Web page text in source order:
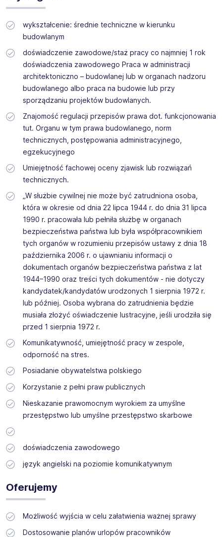
wykształcenie: średnie techniczne w kierunku
budowlanym
doświadczenie zawodowe/staż pracy co najmniej 1 rok
doświadczenia zawodowego Praca w administracji
architektoniczno – budowlanej lub w organach nadzoru
budowlanego albo praca na budowie lub przy
sporządzaniu projektów budowlanych.
Znajomość regulacji przepisów prawa dot. funkcjonowania
tut. Organu w tym prawa budowlanego, norm
technicznych, postępowania administracyjnego,
egzekucyjnego
Umiejętność fachowej oceny zjawisk lub rozwiązań
technicznych.
„W służbie cywilnej nie może być zatrudniona osoba,
która w okresie od dnia 22 lipca 1944 r. do dnia 31 lipca
1990 r. pracowała lub pełniła służbę w organach
bezpieczeństwa państwa lub była współpracownikiem
tych organów w rozumieniu przepisów ustawy z dnia 18
października 2006 r. o ujawnianiu informacji o
dokumentach organów bezpieczeństwa państwa z lat
1944–1990 oraz treści tych dokumentów - nie dotyczy
kandydatek/kandydatów urodzonych 1 sierpnia 1972 r.
lub później. Osoba wybrana do zatrudnienia będzie
musiała złożyć oświadczenie lustracyjne, jeśli urodziła się
przed 1 sierpnia 1972 r.
Komunikatywność, umiejętność pracy w zespole,
odporność na stres.
Posiadanie obywatelstwa polskiego
Korzystanie z pełni praw publicznych
Nieskazanie prawomocnym wyrokiem za umyślne
przestępstwo lub umyślne przestępstwo skarbowe
doświadczenia zawodowego
język angielski na poziomie komunikatywnym
Oferujemy
Możliwość wyjścia w celu załatwienia ważnej sprawy
Dostosowanie planów urlopów pracowników